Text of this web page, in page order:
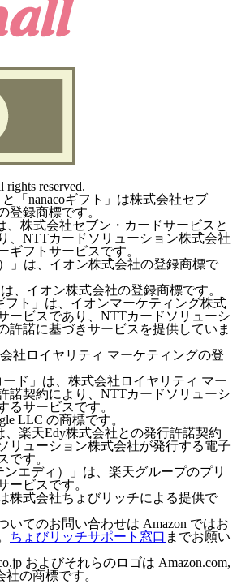
reserved.
「nanacoギフト」は株式会社セブ
登録商標です。
、株式会社セブン・カードサービスと
、NTTカードソリューション株式会社
ギフトサービスです。
」は、イオン株式会社の登録商標で
、イオン株式会社の登録商標です。
フト」は、イオンマーケティング株式
ービスであり、NTTカードソリューシ
許諾に基づきサービスを提供していま
社ロイヤリティ マーケティングの登
ド」は、株式会社ロイヤリティ マー
諾契約により、NTTカードソリューシ
るサービスです。
LLC の商標です。
楽天Edy株式会社との発行許諾契約
リューション株式会社が発行する電子
です。
エディ）」は、楽天グループのプリ
ービスです。
株式会社ちょびリッチによる提供で
いてのお問い合わせは Amazon ではお
ちょびリッチサポート窓口 までお願い
およびそれらのロゴは Amazon.com,
の商標です。